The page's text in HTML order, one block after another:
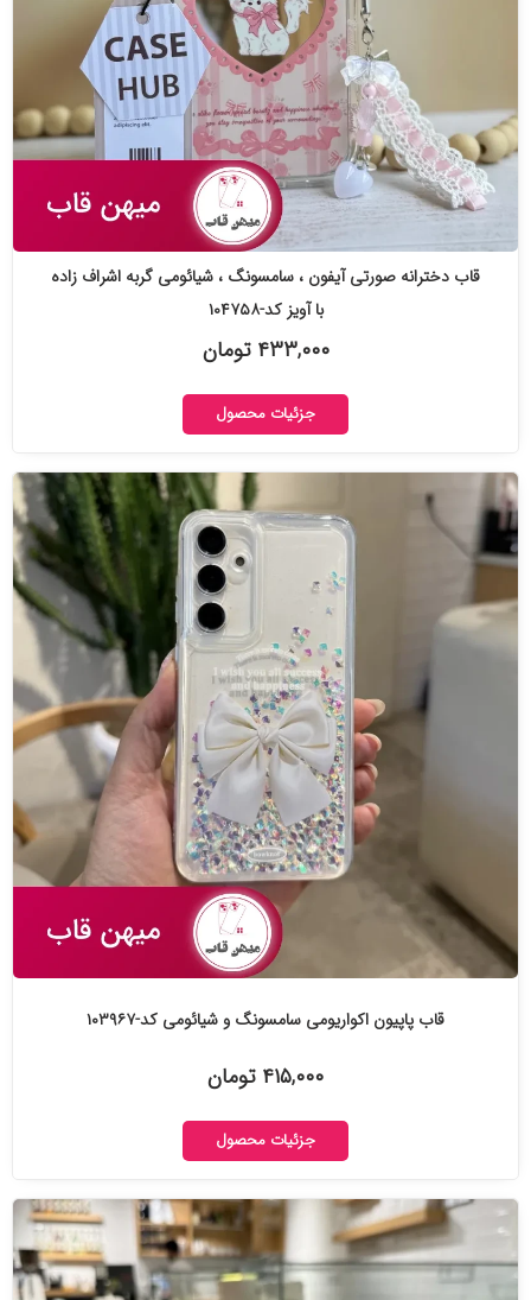
قاب دخترانه صورتی آیفون ، سامسونگ ، شیائومی گربه اشراف زاده
با آویز کد-۱۰۴۷۵۸
۴۳۳,۰۰۰ تومان
جزئیات محصول
قاب پاپیون اکواریومی سامسونگ و شیائومی کد-۱۰۳۹۶۷
۴۱۵,۰۰۰ تومان
جزئیات محصول